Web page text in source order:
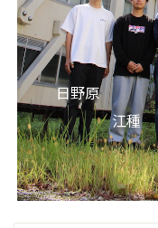
日野原
江種